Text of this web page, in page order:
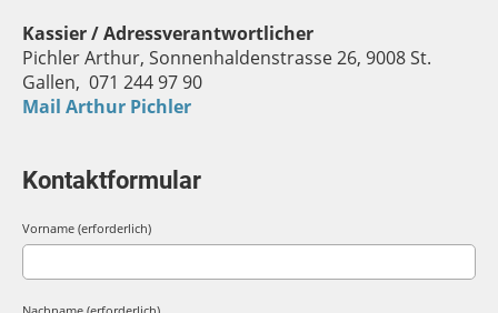
Kassier / Adressverantwortlicher
Pichler Arthur, Sonnenhaldenstrasse 26, 9008 St.
Gallen, 071 244 97 90
Mail Arthur Pichler
Kontaktformular
Vorname (erforderlich)